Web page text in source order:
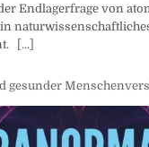
Endlagerfrage von
[...]
gesunder